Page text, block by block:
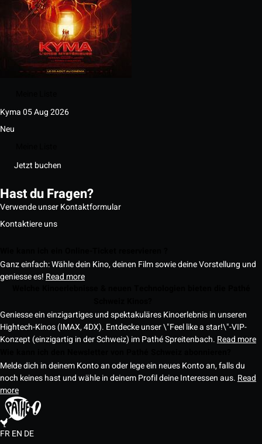
Kyma05 Aug 2026
Neu
Jetzt buchen
Hast du Fragen?
Verwende unser Kontaktformular
Kontaktiere uns
Ganz einfach: Wähle dein Kino, deinen Film sowie deine Vorstellung und
geniesse es! Read more
Geniesse ein einzigartiges und spektakuläres Kinoerlebnis in unseren
Hightech-Kinos (IMAX, 4DX). Entdecke unser \"Feel like a star!\"-VIP-
Konzept (einzigartig in der Schweiz) im Pathé Spreitenbach. Read more
Melde dich in deinem Konto an oder lege ein neues Konto an, falls du
noch keines hast und wähle in deinem Profil deine Interessen aus. Read
more
FREN DE